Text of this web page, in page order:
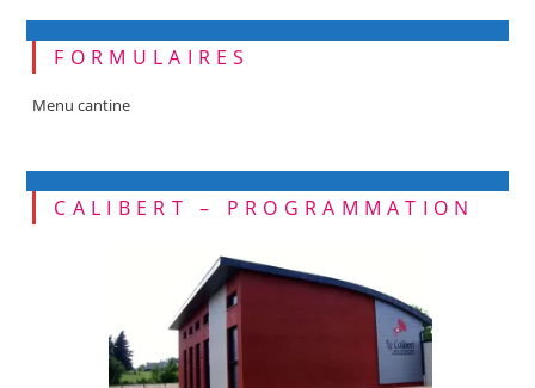
FORMULAIRES
Menu cantine
CALIBERT – PROGRAMMATION